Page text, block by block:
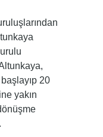
20
yakın